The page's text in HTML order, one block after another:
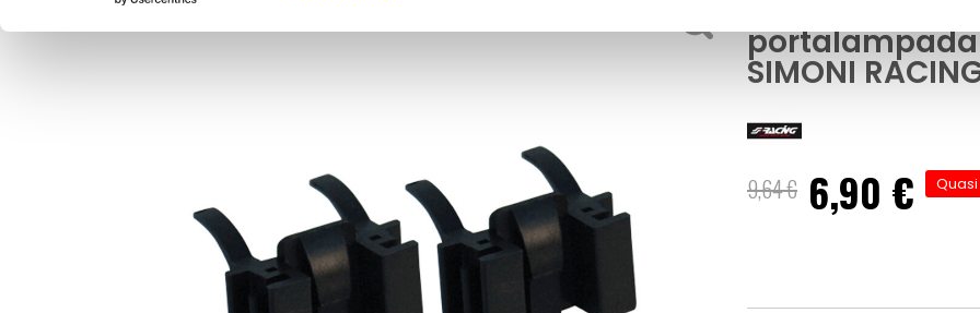
portalampada
SIMONI
9,64 €
Prezzo
speciale
6,90 €